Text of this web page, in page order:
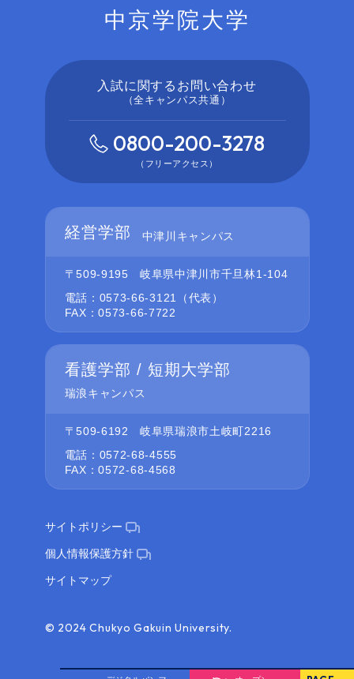
中京学院大学
入試に関するお問い合わせ
（全キャンパス共通）
0800-200-3278
（フリーアクセス）
経営学部 中津川キャンパス
〒509-9195
岐阜県中津川市千旦林1-104
電話：0573-66-3121（代表）
FAX：0573-66-7722
看護学部 / 短期大学部
瑞浪キャンパス
〒509-6192
岐阜県瑞浪市土岐町2216
電話：0572-68-4555
FAX：0572-68-4568
サイトポリシー
個人情報保護方針
サイトマップ
© 2024 Chukyo Gakuin University.